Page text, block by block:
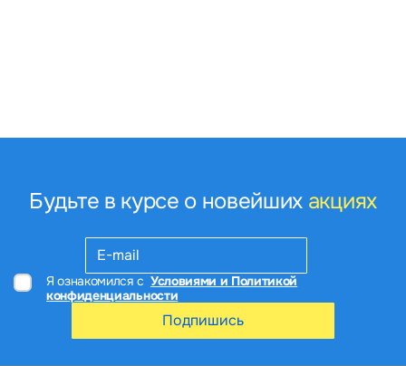
Будьте в курсе о новейших акциях
Я ознакомился с Условиями и Политикой
конфиденциальности
Подпишись